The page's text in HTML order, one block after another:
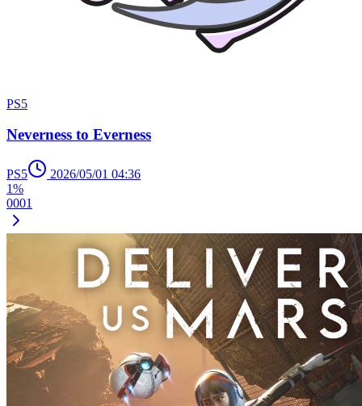
PS5
Neverness to Everness
PS5
2026/05/01 04:36
1%
0001